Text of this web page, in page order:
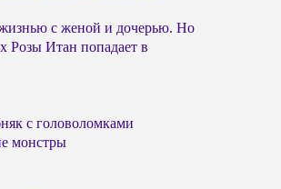
жизнью с женой и дочерью. Но
Розы Итан попадает в
с головоломками
монстры